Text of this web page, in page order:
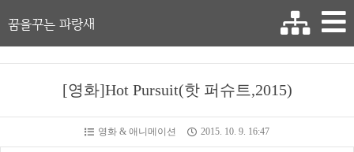
꿈을꾸는 파랑새
[영화]Hot Pursuit(핫 퍼슈트,2015)
영화 & 애니메이션 2015. 10. 9. 16:47